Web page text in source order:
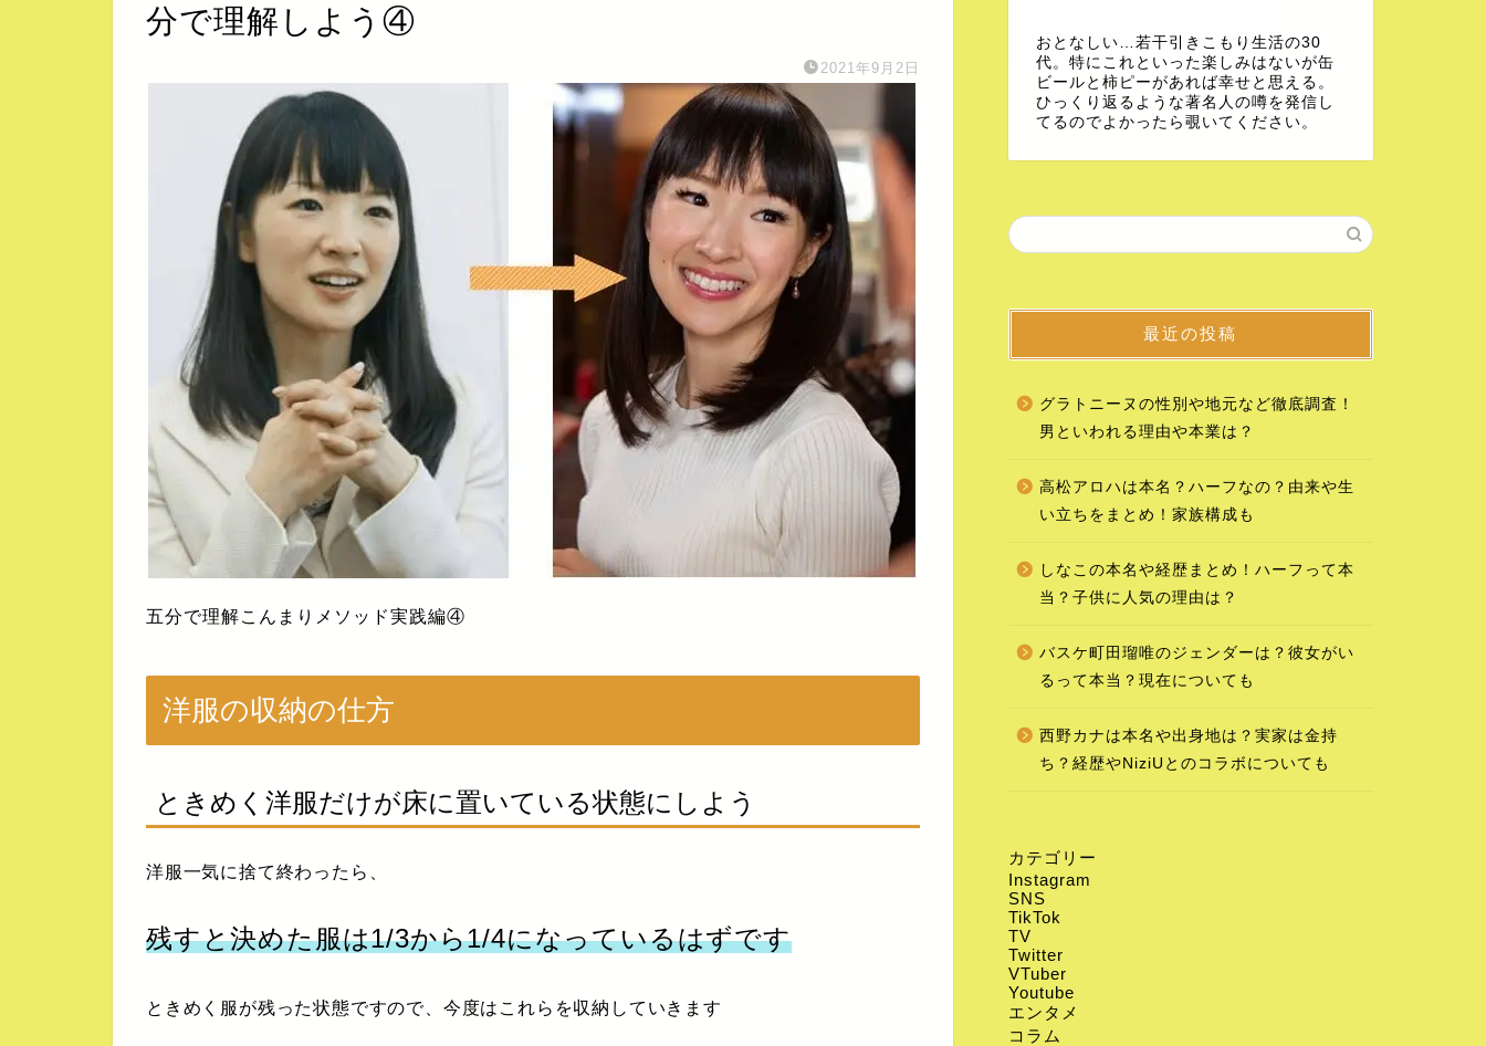
分で理解しよう④
2021年9月2日
五分で理解こんまりメソッド実践編④
洋服の収納の仕方
ときめく洋服だけが床に置いている状態にしよう
洋服一気に捨て終わったら、
残すと決めた服は1/3から1/4になっているはずです
ときめく服が残った状態ですので、今度はこれらを収納していきます
おとなしい…若干引きこもり生活の30
代。特にこれといった楽しみはないが缶
ビールと柿ピーがあれば幸せと思える。
ひっくり返るような著名人の噂を発信し
てるのでよかったら覗いてください。
最近の投稿
グラトニーヌの性別や地元など徹底調査！
男といわれる理由や本業は？
高松アロハは本名？ハーフなの？由来や生
い立ちをまとめ！家族構成も
しなこの本名や経歴まとめ！ハーフって本
当？子供に人気の理由は？
バスケ町田瑠唯のジェンダーは？彼女がい
るって本当？現在についても
西野カナは本名や出身地は？実家は金持
ち？経歴やNiziUとのコラボについても
カテゴリー
Instagram
SNS
TikTok
TV
Twitter
VTuber
Youtube
エンタメ
コラム